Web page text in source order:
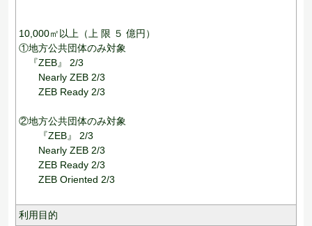
10,000㎡以上（上 限 ５ 億円）
①地方公共団体のみ対象
『ZEB』 2/3
Nearly ZEB 2/3
ZEB Ready 2/3
②地方公共団体のみ対象
『ZEB』 2/3
Nearly ZEB 2/3
ZEB Ready 2/3
ZEB Oriented 2/3
利用目的